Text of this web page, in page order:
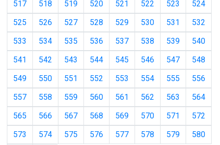
517 518 519 520 521 522 523
524
525
526 527 528 529 530 531
532
533
534 535 536 537 538 539
540
541
542 543 544 545 546 547
548
549
550 551 552 553 554 555
556
557
558 559 560 561 562 563
564
565
566 567 568 569 570 571
572
573
574 575 576 577 578 579
580